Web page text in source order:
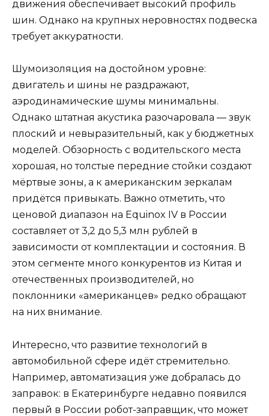
движения обеспечивает высокий профиль
шин. Однако на крупных неровностях подвеска
требует аккуратности.
Шумоизоляция на достойном уровне:
двигатель и шины не раздражают,
аэродинамические шумы минимальны.
Однако штатная акустика разочаровала — звук
плоский и невыразительный, как у бюджетных
моделей. Обзорность с водительского места
хорошая, но толстые передние стойки создают
мёртвые зоны, а к американским зеркалам
придётся привыкать. Важно отметить, что
ценовой диапазон на Equinox IV в России
составляет от 3,2 до 5,3 млн рублей в
зависимости от комплектации и состояния. В
этом сегменте много конкурентов из Китая и
отечественных производителей, но
поклонники «американцев» редко обращают
на них внимание.
Интересно, что развитие технологий в
автомобильной сфере идёт стремительно.
Например, автоматизация уже добралась до
заправок: в Екатеринбурге недавно появился
первый в России робот-заправщик, что может